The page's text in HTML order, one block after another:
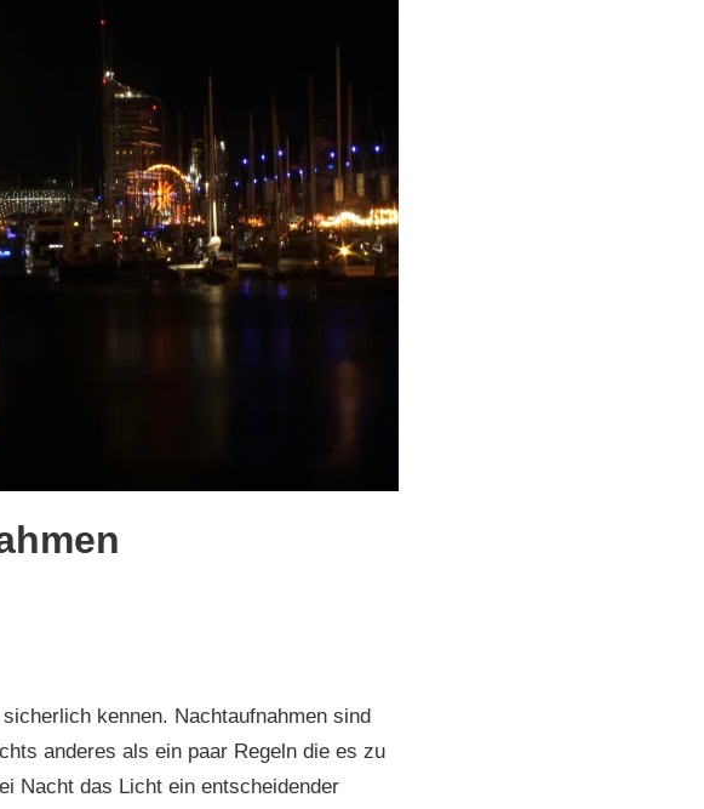
kennen. Nachtaufnahmen sind
anderes als ein paar Regeln die es zu
Nacht das Licht ein entscheidender